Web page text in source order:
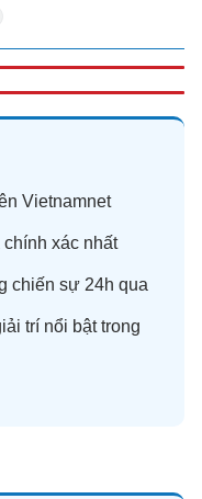
Vietnamnet
chính xác nhất
chiến sự 24h qua
trí nổi bật trong